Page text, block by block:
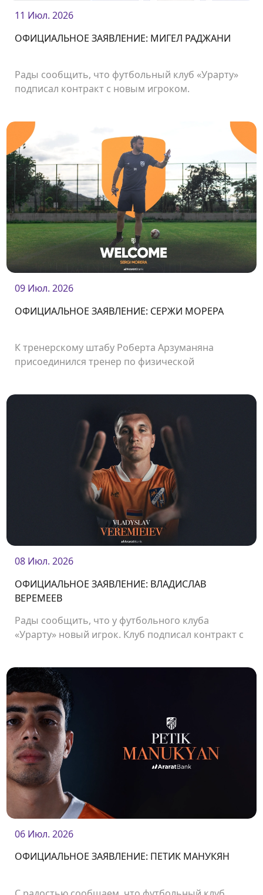
11 Июл. 2026
ОФИЦИАЛЬНОЕ ЗАЯВЛЕНИЕ: МИГЕЛ РАДЖАНИ
Рады сообщить, что футбольный клуб «Урарту»
подписал контракт с новым игроком.
09 Июл. 2026
ОФИЦИАЛЬНОЕ ЗАЯВЛЕНИЕ: СЕРЖИ МОРЕРА
К тренерскому штабу Роберта Арзуманяна
присоединился тренер по физической
08 Июл. 2026
ОФИЦИАЛЬНОЕ ЗАЯВЛЕНИЕ: ВЛАДИСЛАВ
ВЕРЕМЕЕВ
Рады сообщить, что у футбольного клуба
«Урарту» новый игрок. Клуб подписал контракт с
06 Июл. 2026
ОФИЦИАЛЬНОЕ ЗАЯВЛЕНИЕ: ПЕТИК МАНУКЯН